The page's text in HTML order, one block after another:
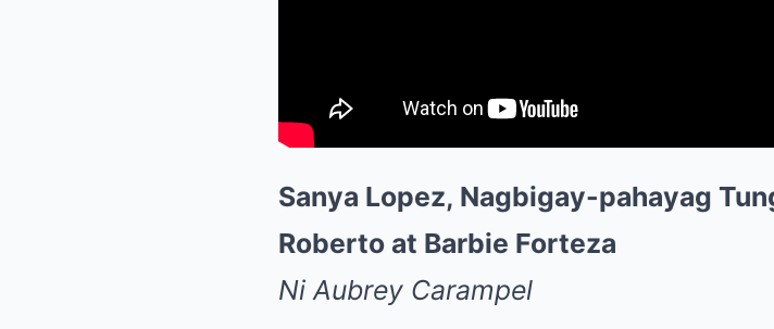
Sanya Lopez, Nagbigay-pahayag
Roberto at Barbie Forteza
Ni Aubrey Carampel